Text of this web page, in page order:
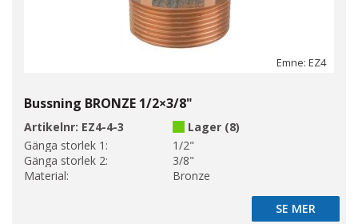
Emne: EZ4
Bussning BRONZE 1/2×3/8"
Artikelnr: EZ4-4-3
Lager (8)
Gänga storlek 1:
1/2"
Gänga storlek 2:
3/8"
Material:
Bronze
SE MER
SE MER